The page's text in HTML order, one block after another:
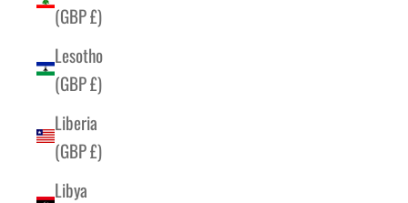
(GBP £)
Lesotho
(GBP £)
Liberia
(GBP £)
Libya